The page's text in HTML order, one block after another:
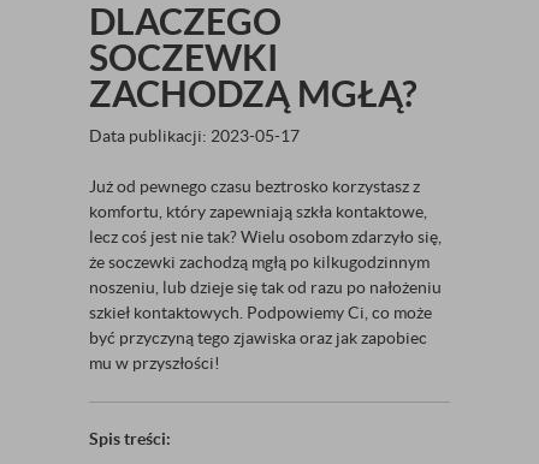
DLACZEGO
SOCZEWKI
ZACHODZĄ MGŁĄ?
Data publikacji: 2023-05-17
Już od pewnego czasu beztrosko korzystasz z
komfortu, który zapewniają szkła kontaktowe,
lecz coś jest nie tak? Wielu osobom zdarzyło się,
że soczewki zachodzą mgłą po kilkugodzinnym
noszeniu, lub dzieje się tak od razu po nałożeniu
szkieł kontaktowych. Podpowiemy Ci, co może
być przyczyną tego zjawiska oraz jak zapobiec
mu w przyszłości!
Spis treści: